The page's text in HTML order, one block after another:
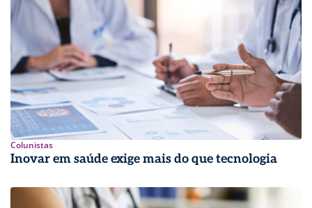
Colunistas
Inovar em saúde exige mais do que tecnologia